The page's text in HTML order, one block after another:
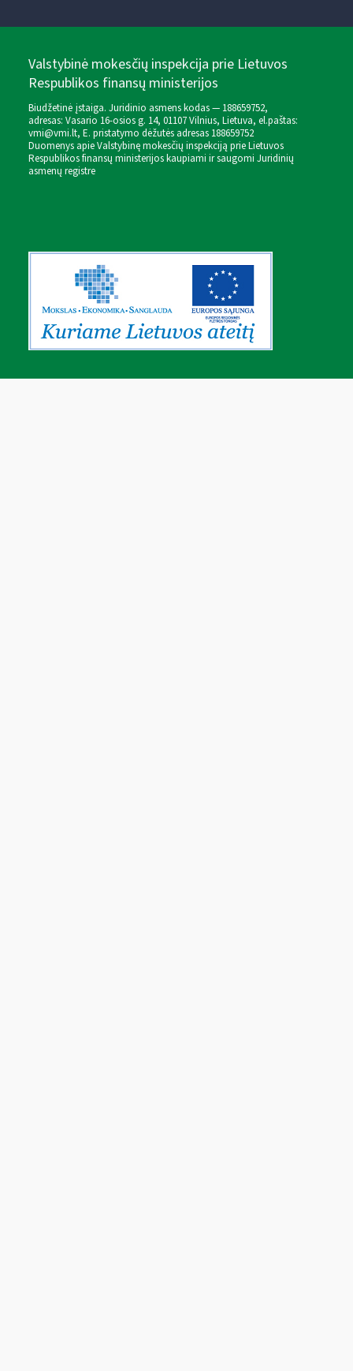
Valstybinė mokesčių inspekcija prie Lietuvos
Respublikos finansų ministerijos
Biudžetinė įstaiga. Juridinio asmens kodas — 188659752,
adresas: Vasario 16-osios g. 14, 01107 Vilnius, Lietuva, el.paštas:
vmi@vmi.lt, E. pristatymo dėžutės adresas 188659752
Duomenys apie Valstybinę mokesčių inspekciją prie Lietuvos
Respublikos finansų ministerijos kaupiami ir saugomi Juridinių
asmenų registre